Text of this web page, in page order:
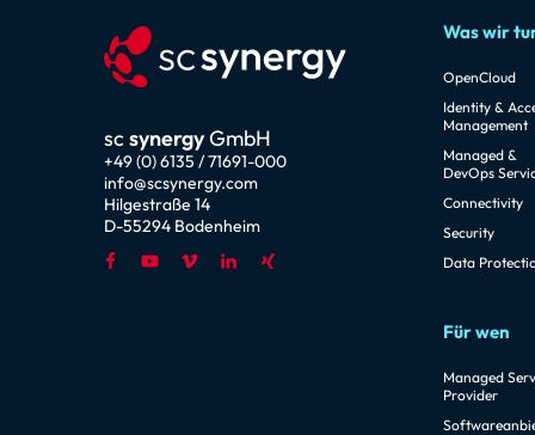
scsynergyGmbH
+49 (0) 6135 / 71691-000
info@scsynergy.com
Hilgestraße 14
D-55294 Bodenheim
Was wir
OpenCloud
Identity &
Management
Managed &
DevOps
Connectivity
Security
Data
Für wen
Managed
Provider